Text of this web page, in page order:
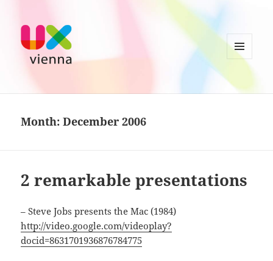
MENU
WIDGETS
Month:December 2006
2 remarkable presentations
– Steve Jobs presents the Mac (1984)
http://video.google.com/videoplay?
docid=8631701936876784775